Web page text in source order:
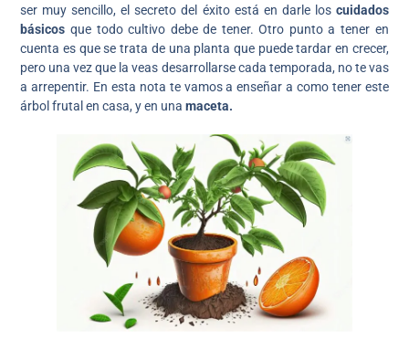
ser muy sencillo, el secreto del éxito está en darle los cuidados
básicos que todo cultivo debe de tener. Otro punto a tener en
cuenta es que se trata de una planta que puede tardar en crecer,
pero una vez que la veas desarrollarse cada temporada, no te vas
a arrepentir. En esta nota te vamos a enseñar a como tener este
árbol frutal en casa, y en unamaceta.